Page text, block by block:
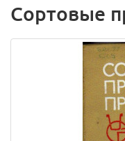
Сортовые